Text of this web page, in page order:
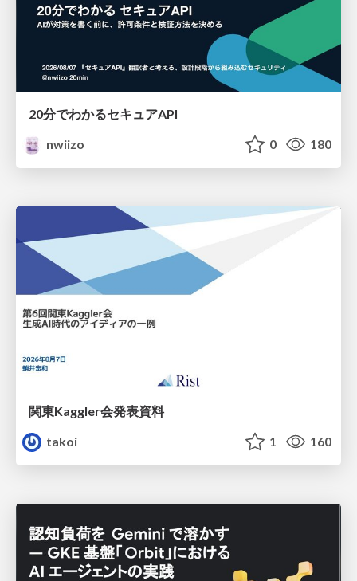
20分でわかるセキュアAPI
nwiizo
0 180
関東Kaggler会発表資料
takoi
1 160